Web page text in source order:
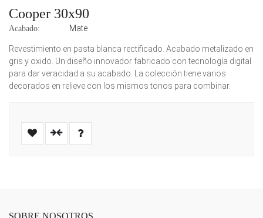
Cooper 30x90
Acabado: Mate
Revestimiento en pasta blanca rectificado. Acabado metalizado en
gris y oxido. Un diseño innovador fabricado con tecnología digital
para dar veracidad a su acabado. La colección tiene varios
decorados en relieve con los mismos tonos para combinar.
SOBRE NOSOTROS